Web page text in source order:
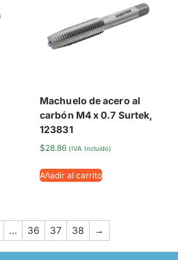
Machuelo de acero al
carbón M4 x 0.7 Surtek,
123831
$28.86 (IVA Incluido)
Añadir al carrito
… 36 37 38 →